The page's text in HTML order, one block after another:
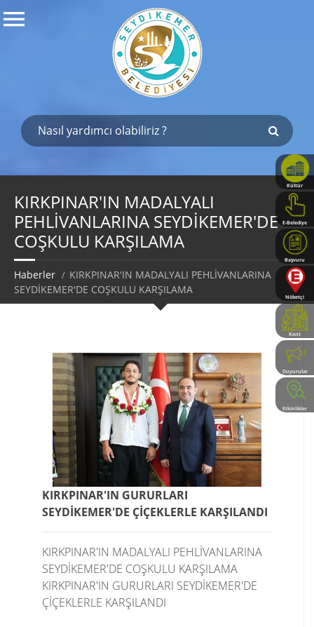
Kültür
Haritası
E-Belediye
Başvuru
Rehberi
Nöbetçi
Eczaneler
Kent
Rehberi
Duyurular
Etkinlikler
KIRKPINAR'IN MADALYALI
PEHLİVANLARINA SEYDİKEMER'DE
COŞKULU KARŞILAMA
Haberler
KIRKPINAR'IN MADALYALI PEHLİVANLARINA
SEYDİKEMER'DE COŞKULU KARŞILAMA
KIRKPINAR'IN GURURLARI
SEYDİKEMER'DE ÇİÇEKLERLE KARŞILANDI
KIRKPINAR'IN MADALYALI PEHLİVANLARINA
SEYDİKEMER'DE COŞKULU KARŞILAMA
KIRKPINAR'IN GURURLARI SEYDİKEMER'DE
ÇİÇEKLERLE KARŞILANDI